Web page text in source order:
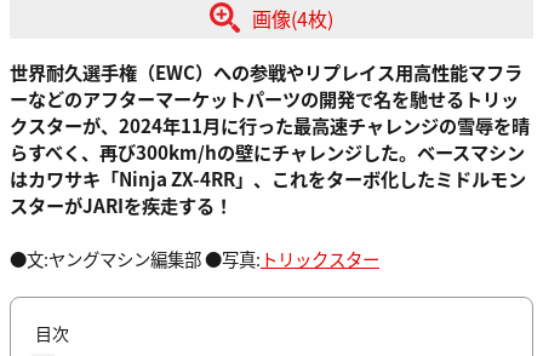
画像(4枚)
世界耐久選手権（EWC）への参戦やリプレイス用高性能マフラ
ーなどのアフターマーケットパーツの開発で名を馳せるトリッ
クスターが、2024年11月に行った最高速チャレンジの雪辱を晴
らすべく、再び300km/hの壁にチャレンジした。ベースマシン
はカワサキ「Ninja ZX-4RR」、これをターボ化したミドルモン
スターがJARIを疾走する！
●文:ヤングマシン編集部 ●写真: トリックスター
目次